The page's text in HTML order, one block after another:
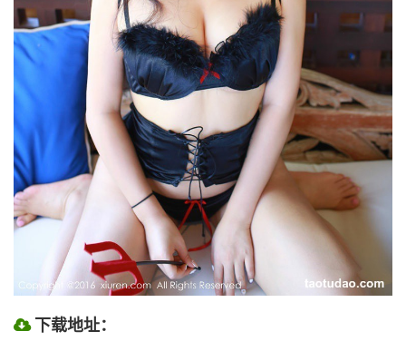
下载地址：